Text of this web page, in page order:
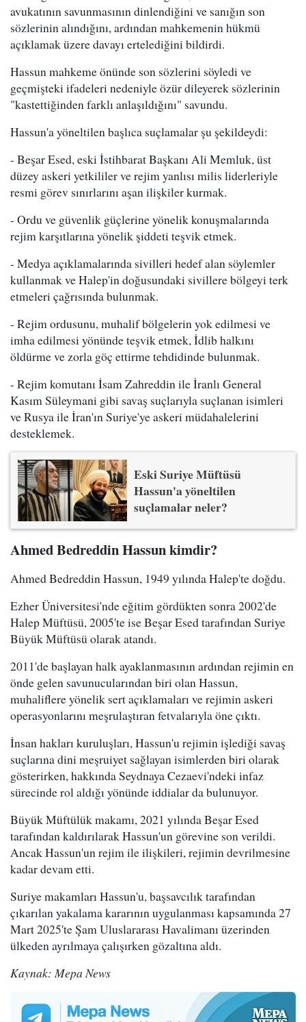
avukatının savunmasının dinlendiğini ve sanığın son
sözlerinin alındığını, ardından mahkemenin hükmü
açıklamak üzere davayı ertelediğini bildirdi.
Hassun mahkeme önünde son sözlerini söyledi ve
geçmişteki ifadeleri nedeniyle özür dileyerek sözlerinin
"kastettiğinden farklı anlaşıldığını" savundu.
Hassun'a yöneltilen başlıca suçlamalar şu şekildeydi:
- Beşar Esed, eski İstihbarat Başkanı Ali Memluk, üst
düzey askeri yetkililer ve rejim yanlısı milis liderleriyle
resmi görev sınırlarını aşan ilişkiler kurmak.
- Ordu ve güvenlik güçlerine yönelik konuşmalarında
rejim karşıtlarına yönelik şiddeti teşvik etmek.
- Medya açıklamalarında sivilleri hedef alan söylemler
kullanmak ve Halep'in doğusundaki sivillere bölgeyi terk
etmeleri çağrısında bulunmak.
- Rejim ordusunu, muhalif bölgelerin yok edilmesi ve
imha edilmesi yönünde teşvik etmek, İdlib halkını
öldürme ve zorla göç ettirme tehdidinde bulunmak.
- Rejim komutanı İsam Zahreddin ile İranlı General
Kasım Süleymani gibi savaş suçlarıyla suçlanan isimleri
ve Rusya ile İran'ın Suriye'ye askeri müdahalelerini
desteklemek.
Eski Suriye Müftüsü
Hassun'a yöneltilen
suçlamalar neler?
Ahmed Bedreddin Hassun kimdir?
Ahmed Bedreddin Hassun, 1949 yılında Halep'te doğdu.
Ezher Üniversitesi'nde eğitim gördükten sonra 2002'de
Halep Müftüsü, 2005'te ise Beşar Esed tarafından Suriye
Büyük Müftüsü olarak atandı.
2011'de başlayan halk ayaklanmasının ardından rejimin en
önde gelen savunucularından biri olan Hassun,
muhaliflere yönelik sert açıklamaları ve rejimin askeri
operasyonlarını meşrulaştıran fetvalarıyla öne çıktı.
İnsan hakları kuruluşları, Hassun'u rejimin işlediği savaş
suçlarına dini meşruiyet sağlayan isimlerden biri olarak
gösterirken, hakkında Seydnaya Cezaevi'ndeki infaz
sürecinde rol aldığı yönünde iddialar da bulunuyor.
Büyük Müftülük makamı, 2021 yılında Beşar Esed
tarafından kaldırılarak Hassun'un görevine son verildi.
Ancak Hassun'un rejim ile ilişkileri, rejimin devrilmesine
kadar devam etti.
Suriye makamları Hassun'u, başsavcılık tarafından
çıkarılan yakalama kararının uygulanması kapsamında 27
Mart 2025'te Şam Uluslararası Havalimanı üzerinden
ülkeden ayrılmaya çalışırken gözaltına aldı.
Kaynak: Mepa News